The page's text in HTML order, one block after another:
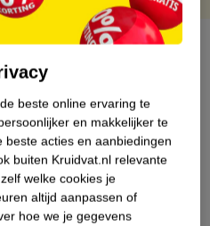
heeft (nog) geen Nature
beste online ervaring te
en makkelijker te
beste acties en aanbiedingen
buiten Kruidvat.nl relevante
welke cookies je
altijd aanpassen of
hoe we je gegevens